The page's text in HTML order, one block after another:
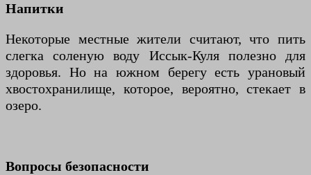
Напитки
Некоторые местные жители считают, что пить
слегка соленую воду Иссык-Куля полезно для
здоровья. Но на южном берегу есть урановый
хвостохранилище, которое, вероятно, стекает в
озеро.
Вопросы безопасности